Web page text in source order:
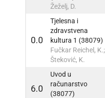
Žeželj, D.
0.0
Tjelesna i
zdravstvena
kultura 1 (38079)
Fučkar Reichel, K.;
Šteković, K.
6.0
Uvod u
računarstvo
(38077)